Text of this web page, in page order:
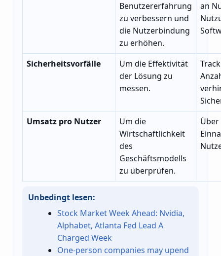
Benutzererfahrung
zu verbessern und
die Nutzerbindung
zu erhöhen.
an
Sicherheitsvorfälle
Um die Effektivität
der Lösung zu
messen.
Umsatz pro Nutzer
Um die
Wirtschaftlichkeit
des
Geschäftsmodells
zu überprüfen.
Unbedingt lesen:
Stock Market Week Ahead: Nvidia,
Alphabet, Atlanta Fed Lead A
Charged Week
One-person companies may upend